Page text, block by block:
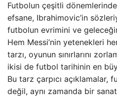
Futbolun çeşitli dönemlerinde
efsane, Ibrahimovic’in
futbolun evrimini ve
Hem Messi’nin yetenekleri
tarzı, oyunun sınırlarını
ikisi de futbol tarihinin en
Bu tarz çarpıcı açıklamalar,
değil, aynı zamanda bir